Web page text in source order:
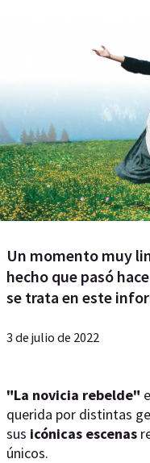
Un momento muy
hecho que pasó
se trata en este
3 de julio de 2022
"La novicia rebelde"
querida por distintas
sus icónicas escenas
únicos.